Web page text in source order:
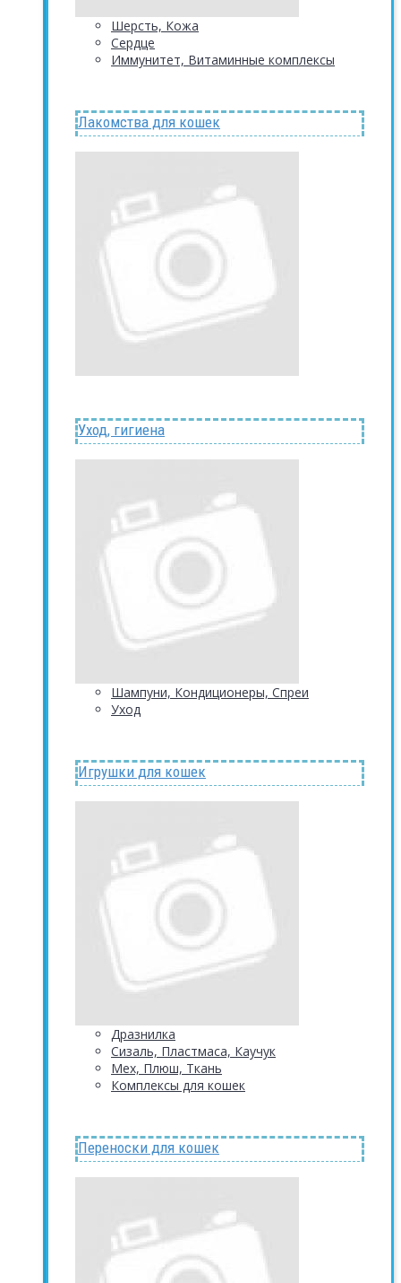
Шерсть, Кожа
Сердце
Иммунитет, Витаминные комплексы
Лакомства для кошек
Уход, гигиена
Шампуни, Кондиционеры, Спреи
Уход
Игрушки для кошек
Дразнилка
Сизаль, Пластмаса, Каучук
Мех, Плюш, Ткань
Комплексы для кошек
Переноски для кошек